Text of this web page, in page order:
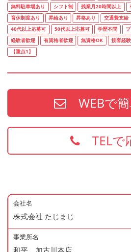
無料駐車場あり
シフト制 残業月20時間以上
育休制度あり
昇給あり 昇格あり 交通費支給
40代以上応募可
50代以上応募可 学歴不問
経験者歓迎
有資格者歓迎 無資格OK 接客経
【重点1】
WEBで簡
TELで
会社名
株式会社 たじまじ
事業所名
和平 加古川本店